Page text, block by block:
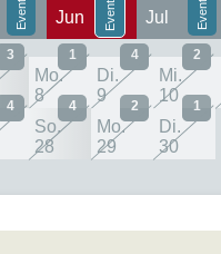
Jun Jul
3
Mo.
8
1
Di.
9
4
Mi.
10
2
4
So.
28
4
Mo.
29
2
Di.
30
1